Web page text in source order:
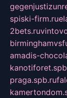
spiski-firm.ru
2bets.ru
amadis-
praga.spb.ru